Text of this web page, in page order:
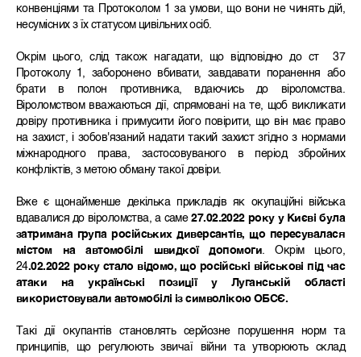
конвенціями та Протоколом 1 за умови, що вони не чинять дій,
несумісних з їх статусом цивільних осіб.
Окрім цього, слід також нагадати, що відповідно до ст 37
Протоколу 1, заборонено вбивати, завдавати поранення або
брати в полон противника, вдаючись до віроломства.
Віроломством вважаються дії, спрямовані на те, щоб викликати
довіру противника і примусити його повірити, що він має право
на захист, і зобов'язаний надати такий захист згідно з нормами
міжнародного права, застосовуваного в період збройних
конфліктів, з метою обману такої довіри.
Вже є щонайменше декілька прикладів як окупаційні війська
вдавалися до віроломства, а саме27.02.2022 року у Києві була
затримана група російських диверсантів, що пересувалася
містом на автомобілі швидкої допомоги. Окрім цього,
24.02.2022 року стало відомо, що російські військові під час
атаки на українські позиції у Луганській області
використовували автомобілі із символікою ОБСЄ.
Такі дії окупантів становлять серйозне порушення норм та
принципів, що регулюють звичаї війни та утворюють склад